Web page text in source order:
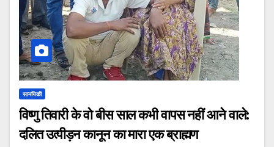
सामयिकी
विष्णु तिवारी के वो बीस साल कभी वापस नहीं आने वाले:
दलित उत्पीड़न कानून का मारा एक ब्राह्मण